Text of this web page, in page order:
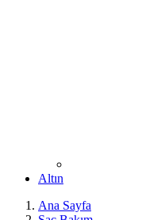
Altın
Ana Sayfa